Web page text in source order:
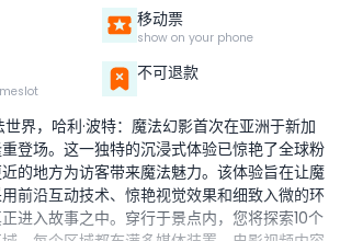
移动票
show on your phone
不可退款
世界，哈利·波特：魔法幻影首次在亚洲于新加
登场。这一独特的沉浸式体验已惊艳了全球粉
的地方为访客带来魔法魅力。该体验旨在让魔
前沿互动技术、惊艳视觉效果和细致入微的环
进入故事之中。穿行于景点内，您将探索10个